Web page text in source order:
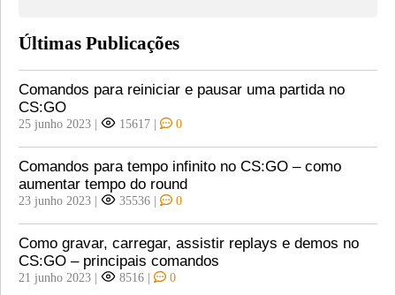
Últimas Publicações
Comandos para reiniciar e pausar uma partida no
CS:GO
25 junho 2023 | 15617 | 0
Comandos para tempo infinito no CS:GO – como
aumentar tempo do round
23 junho 2023 | 35536 | 0
Como gravar, carregar, assistir replays e demos no
CS:GO – principais comandos
21 junho 2023 | 8516 | 0